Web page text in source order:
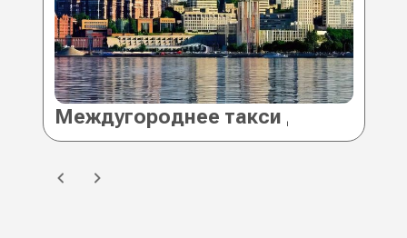
Междугороднее такси Днепр